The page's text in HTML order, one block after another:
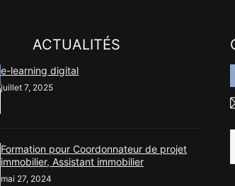
ACTUALITÉS
e-learning digital
juillet 7, 2025
Formation pour Coordonnateur de projet
immobilier, Assistant immobilier
mai 27, 2024